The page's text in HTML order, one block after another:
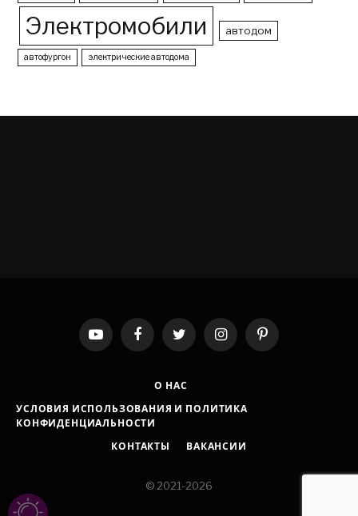
Электромобили автодом
автофургон электрические автодома
YouTubeFacebookTwitter InstagramPinterest
О НАС
УСЛОВИЯ ИСПОЛЬЗОВАНИЯ И ПОЛИТИКА
КОНФИДЕНЦИАЛЬНОСТИ
КОНТАКТЫ
ВАКАНСИИ
© 2021-2026